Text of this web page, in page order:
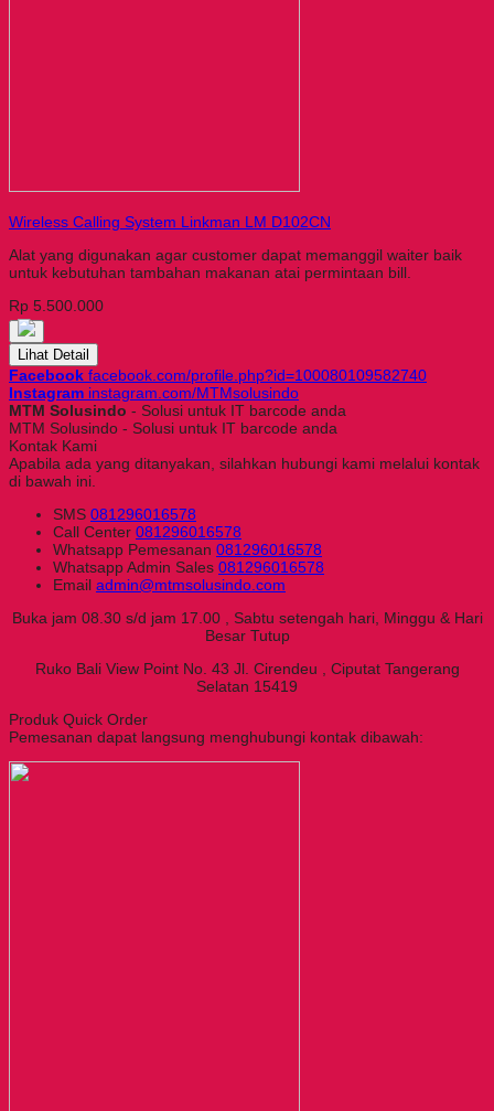
Wireless Calling System Linkman LM D102CN
Alat yang digunakan agar customer dapat memanggil waiter baik
untuk kebutuhan tambahan makanan atai permintaan bill.
Rp 5.500.000
Lihat Detail
Facebook facebook.com/profile.php?id=100080109582740
Instagram instagram.com/MTMsolusindo
MTM Solusindo - Solusi untuk IT barcode anda
MTM Solusindo - Solusi untuk IT barcode anda
Kontak Kami
Apabila ada yang ditanyakan, silahkan hubungi kami melalui kontak
di bawah ini.
SMS 081296016578
Call Center 081296016578
Whatsapp Pemesanan 081296016578
WhatsappAdmin Sales 081296016578
Email admin@mtmsolusindo.com
Buka jam 08.30 s/d jam 17.00 , Sabtu setengah hari, Minggu & Hari
Besar Tutup
Ruko Bali View Point No. 43 Jl. Cirendeu , Ciputat Tangerang
Selatan 15419
Produk Quick Order
Pemesanan dapat langsung menghubungi kontak dibawah: